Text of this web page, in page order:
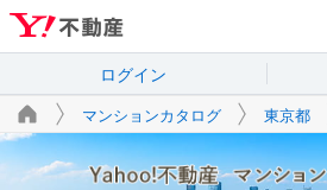
ログイン
マンションカタログ 東京都